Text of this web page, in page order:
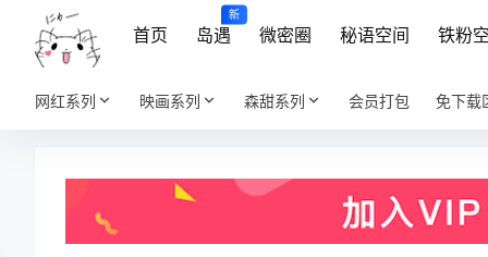
首页 岛遇
新
微密圈 秘语空间 铁粉
网红系列 映画系列 森甜系列 会员打包 免下载